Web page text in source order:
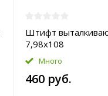
Штифт
7,98x108
Много
460 руб.